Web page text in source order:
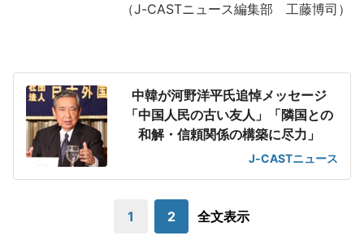
（J-CASTニュース編集部 工藤博司）
中韓が河野洋平氏追悼メッセージ
「中国人民の古い友人」「隣国との
和解・信頼関係の構築に尽力」
J-CASTニュース
1 2 全文表示